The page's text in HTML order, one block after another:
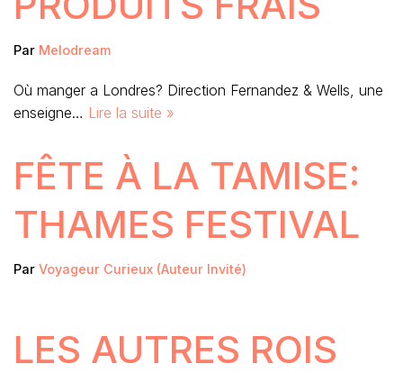
Par Melodream
Où manger a Londres? Direction Fernandez & Wells, une
enseigne… Lire la suite »
FÊTE À LA TAMISE:
THAMES FESTIVAL
Par Voyageur Curieux (Auteur Invité)
LES AUTRES ROIS